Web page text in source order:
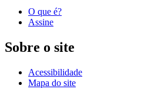
O que é?
Assine
Sobre o site
Acessibilidade
Mapa do site